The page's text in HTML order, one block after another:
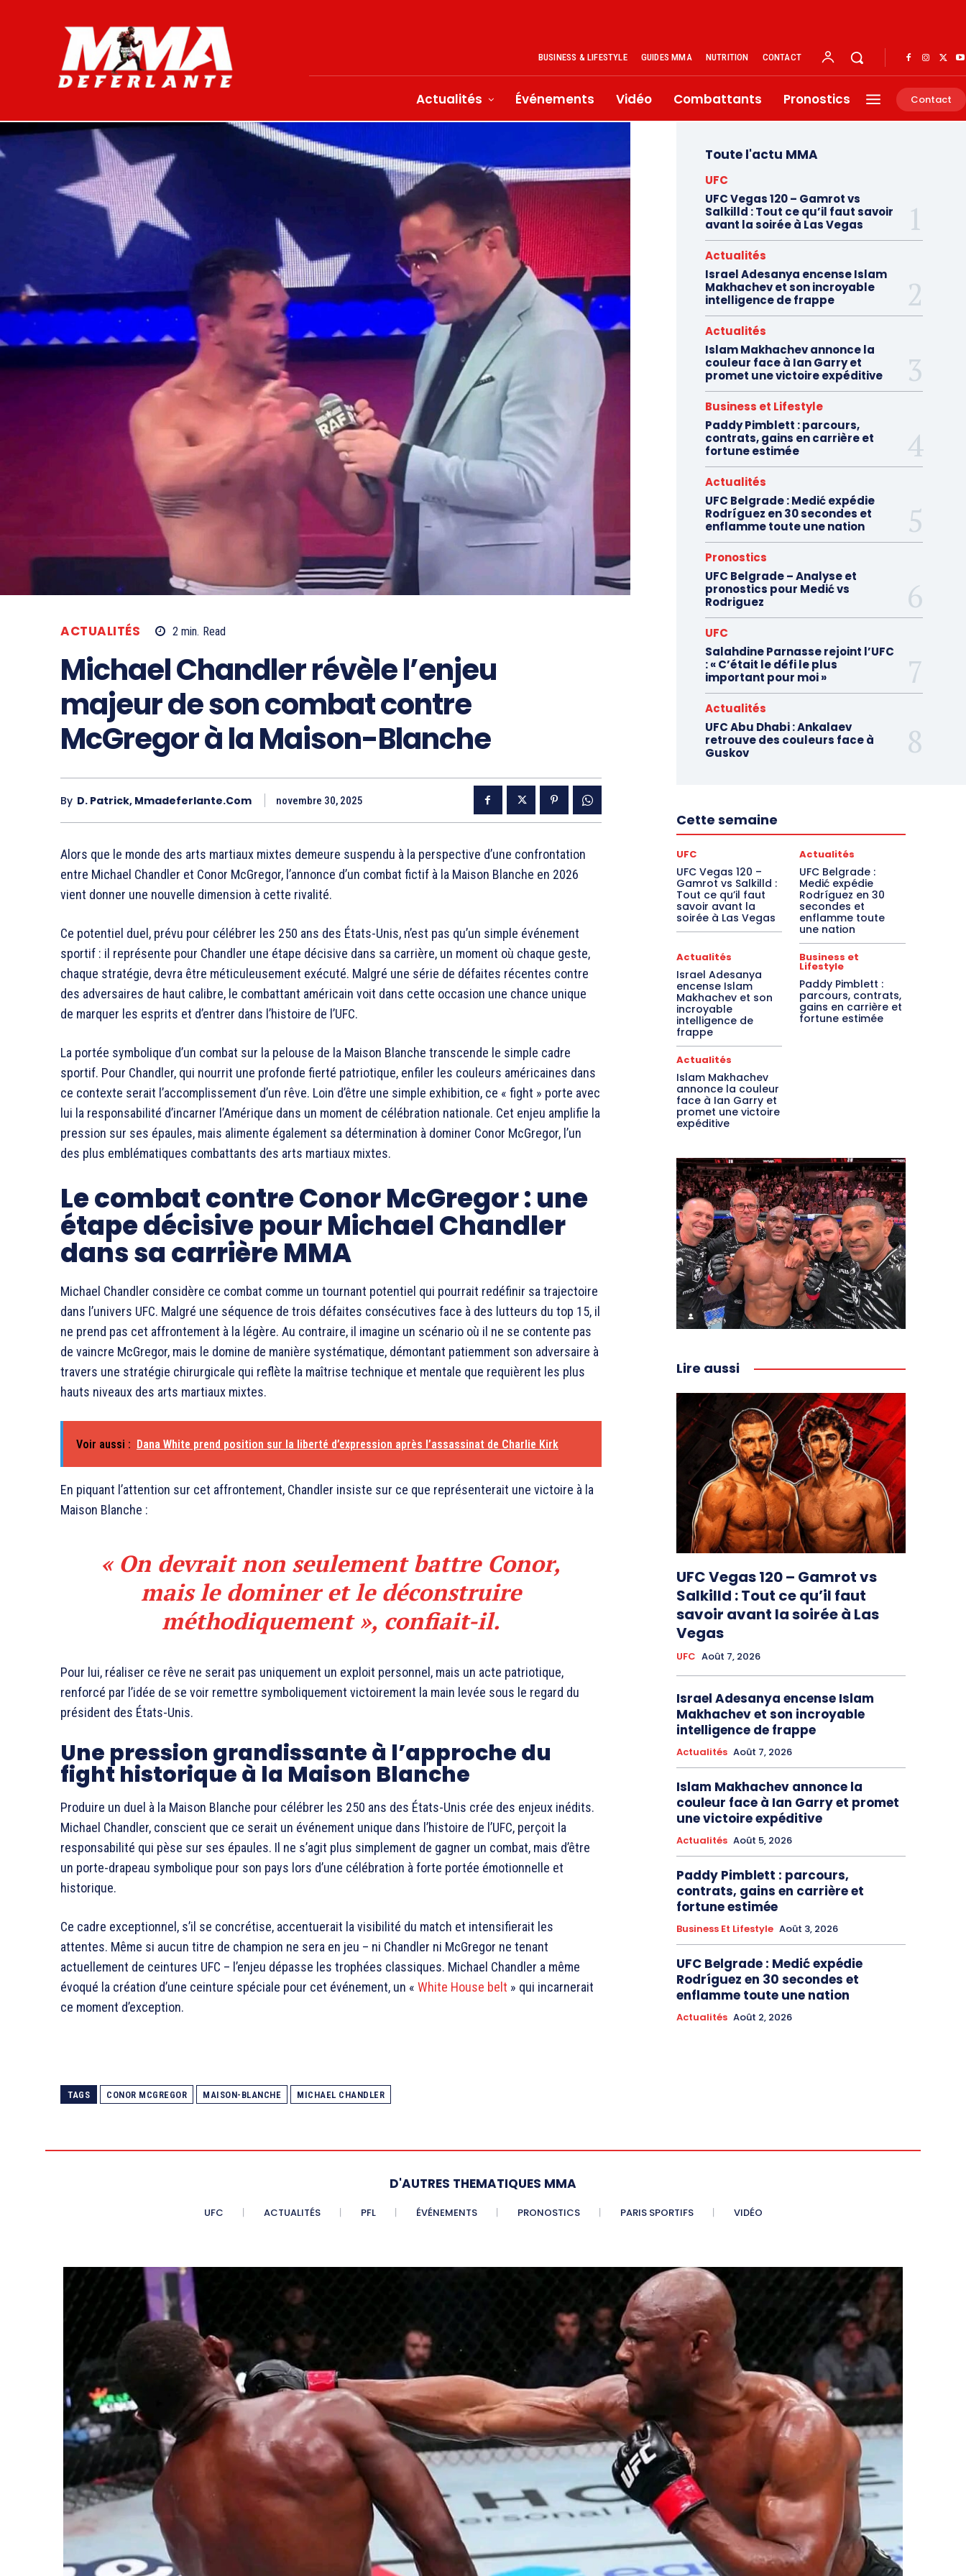
BUSINESS & LIFESTYLE GUIDES MMA NUTRITION CONTACT
Actualités Événements Vidéo Combattants Pronostics Contact
ACTUALITÉS 2 min. Read
Michael Chandler révèle l’enjeu
majeur de son combat contre
McGregor à la Maison-Blanche
By D. Patrick, Mmadeferlante.com novembre 30, 2025
Alors que le monde des arts martiaux mixtes demeure suspendu à la perspective d’une confrontation
entre Michael Chandler et Conor McGregor, l’annonce d’un combat fictif à la Maison Blanche en 2026
vient donner une nouvelle dimension à cette rivalité.
Ce potentiel duel, prévu pour célébrer les 250 ans des États-Unis, n’est pas qu’un simple événement
sportif : il représente pour Chandler une étape décisive dans sa carrière, un moment où chaque geste,
chaque stratégie, devra être méticuleusement exécuté. Malgré une série de défaites récentes contre
des adversaires de haut calibre, le combattant américain voit dans cette occasion une chance unique
de marquer les esprits et d’entrer dans l’histoire de l’UFC.
La portée symbolique d’un combat sur la pelouse de la Maison Blanche transcende le simple cadre
sportif. Pour Chandler, qui nourrit une profonde fierté patriotique, enfiler les couleurs américaines dans
ce contexte serait l’accomplissement d’un rêve. Loin d’être une simple exhibition, ce « fight » porte avec
lui la responsabilité d’incarner l’Amérique dans un moment de célébration nationale. Cet enjeu amplifie la
pression sur ses épaules, mais alimente également sa détermination à dominer Conor McGregor, l’un
des plus emblématiques combattants des arts martiaux mixtes.
Le combat contre Conor McGregor : une
étape décisive pour Michael Chandler
dans sa carrière MMA
Michael Chandler considère ce combat comme un tournant potentiel qui pourrait redéfinir sa trajectoire
dans l’univers UFC. Malgré une séquence de trois défaites consécutives face à des lutteurs du top 15, il
ne prend pas cet affrontement à la légère. Au contraire, il imagine un scénario où il ne se contente pas
de vaincre McGregor, mais le domine de manière systématique, démontant patiemment son adversaire à
travers une stratégie chirurgicale qui reflète la maîtrise technique et mentale que requièrent les plus
hauts niveaux des arts martiaux mixtes.
Voir aussi : Dana White prend position sur la liberté d’expression après l’assassinat de Charlie Kirk
En piquant l’attention sur cet affrontement, Chandler insiste sur ce que représenterait une victoire à la
Maison Blanche :
« On devrait non seulement battre Conor,
mais le dominer et le déconstruire
méthodiquement », confiait-il.
Pour lui, réaliser ce rêve ne serait pas uniquement un exploit personnel, mais un acte patriotique,
renforcé par l’idée de se voir remettre symboliquement victoirement la main levée sous le regard du
président des États-Unis.
Une pression grandissante à l’approche du
fight historique à la Maison Blanche
Produire un duel à la Maison Blanche pour célébrer les 250 ans des États-Unis crée des enjeux inédits.
Michael Chandler, conscient que ce serait un événement unique dans l’histoire de l’UFC, perçoit la
responsabilité qui pèse sur ses épaules. Il ne s’agit plus simplement de gagner un combat, mais d’être
un porte-drapeau symbolique pour son pays lors d’une célébration à forte portée émotionnelle et
historique.
Ce cadre exceptionnel, s’il se concrétise, accentuerait la visibilité du match et intensifierait les
attentes. Même si aucun titre de champion ne sera en jeu – ni Chandler ni McGregor ne tenant
actuellement de ceintures UFC – l’enjeu dépasse les trophées classiques. Michael Chandler a même
évoqué la création d’une ceinture spéciale pour cet événement, un « White House belt » qui incarnerait
ce moment d’exception.
TAGS CONOR MCGREGOR MAISON-BLANCHE MICHAEL CHANDLER
Toute l'actu MMA
UFC
UFC Vegas 120 – Gamrot vs
Salkilld : Tout ce qu’il faut savoir
avant la soirée à Las Vegas
Actualités
Israel Adesanya encense Islam
Makhachev et son incroyable
intelligence de frappe
Actualités
Islam Makhachev annonce la
couleur face à Ian Garry et
promet une victoire expéditive
Business et Lifestyle
Paddy Pimblett : parcours,
contrats, gains en carrière et
fortune estimée
Actualités
UFC Belgrade : Medić expédie
Rodríguez en 30 secondes et
enflamme toute une nation
Pronostics
UFC Belgrade – Analyse et
pronostics pour Medić vs
Rodriguez
UFC
Salahdine Parnasse rejoint l’UFC
: « C’était le défi le plus
important pour moi »
Actualités
UFC Abu Dhabi : Ankalaev
retrouve des couleurs face à
Guskov
Cette semaine
UFC
UFC Vegas 120 –
Gamrot vs Salkilld :
Tout ce qu’il faut
savoir avant la
soirée à Las Vegas
Actualités
UFC Belgrade :
Medić expédie
Rodríguez en 30
secondes et
enflamme toute
une nation
Actualités
Israel Adesanya
encense Islam
Makhachev et son
incroyable
intelligence de
frappe
Business et
Lifestyle
Paddy Pimblett :
parcours, contrats,
gains en carrière et
fortune estimée
Actualités
Islam Makhachev
annonce la couleur
face à Ian Garry et
promet une victoire
expéditive
Lire aussi
UFC Vegas 120 – Gamrot vs
Salkilld : Tout ce qu’il faut
savoir avant la soirée à Las
Vegas
UFC Août 7, 2026
Israel Adesanya encense Islam
Makhachev et son incroyable
intelligence de frappe
Actualités Août 7, 2026
Islam Makhachev annonce la
couleur face à Ian Garry et promet
une victoire expéditive
Actualités Août 5, 2026
Paddy Pimblett : parcours,
contrats, gains en carrière et
fortune estimée
Business Et Lifestyle Août 3, 2026
UFC Belgrade : Medić expédie
Rodríguez en 30 secondes et
enflamme toute une nation
Actualités Août 2, 2026
D'AUTRES THEMATIQUES MMA
UFC ACTUALITÉS PFL ÉVÉNEMENTS PRONOSTICS PARIS SPORTIFS VIDÉO